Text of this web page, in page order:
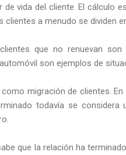
vida del cliente. El cálculo
a menudo se dividen
que no renuevan
son ejemplos de
migración de clientes.
todavía se considera
que la relación ha